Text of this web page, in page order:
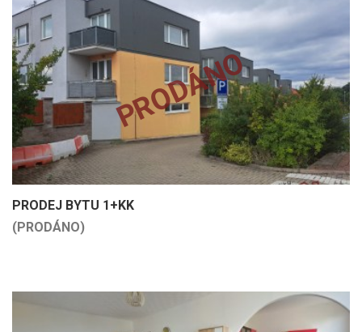
PRODÁNO
PRODEJ BYTU 1+KK
(PRODÁNO)